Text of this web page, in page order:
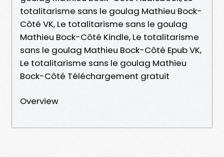
totalitarisme sans le goulag Mathieu Bock-
Côté VK, Le totalitarisme sans le goulag
Mathieu Bock-Côté Kindle, Le totalitarisme
sans le goulag Mathieu Bock-Côté Epub VK,
Le totalitarisme sans le goulag Mathieu
Bock-Côté Téléchargement gratuit
Overview